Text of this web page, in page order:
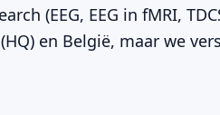
(EEG, EEG in fMRI,
en België, maar we